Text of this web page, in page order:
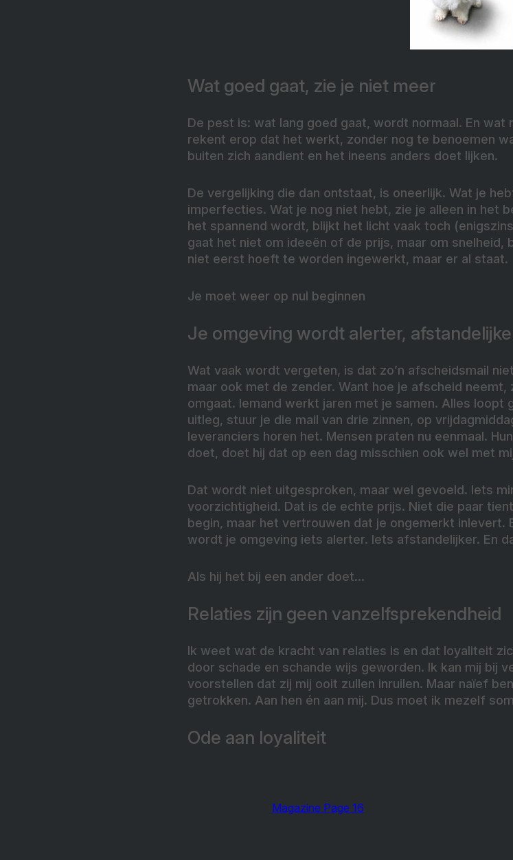
Wat goed gaat, zie je niet meer
De pest is: wat lang goed gaat, wordt normaal. En wat
rekent erop dat het werkt, zonder nog te benoemen
buiten zich aandient en het ineens anders doet lijken.
De vergelijking die dan ontstaat, is oneerlijk. Wat je
imperfecties. Wat je nog niet hebt, zie je alleen in het
het spannend wordt, blijkt het licht vaak toch
gaat het niet om ideeën of de prijs, maar om snelheid,
niet eerst hoeft te worden ingewerkt, maar er al staat.
Je moet weer op nul beginnen
Je omgeving wordt alerter,
Wat vaak wordt vergeten, is dat zo’n afscheidsmail
maar ook met de zender. Want hoe je afscheid
omgaat. Iemand werkt jaren met je samen. Alles loopt
uitleg, stuur je die mail van drie zinnen, op
leveranciers horen het. Mensen praten nu eenmaal.
doet, doet hij dat op een dag misschien ook wel met
Dat wordt niet uitgesproken, maar wel gevoeld. Iets
voorzichtigheid. Dat is de echte prijs. Niet die paar
begin, maar het vertrouwen dat je ongemerkt inlevert.
wordt je omgeving iets alerter. Iets afstandelijker. En
Als hij het bij een ander doet…
Relaties zijn geen vanzelfsprekendheid
Ik weet wat de kracht van relaties is en dat loyaliteit
door schade en schande wijs geworden. Ik kan mij bij
voorstellen dat zij mij ooit zullen inruilen. Maar naïef
getrokken. Aan hen én aan mij. Dus moet ik mezelf
Ode aan loyaliteit
Magazine Page 16